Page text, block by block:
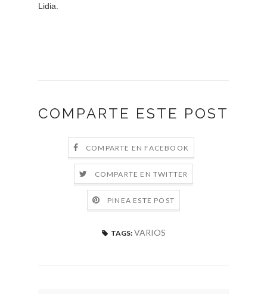
Lidia.
COMPARTE ESTE POST
COMPARTE EN FACEBOOK
COMPARTE EN TWITTER
PINEA ESTE POST
TAGS: VARIOS